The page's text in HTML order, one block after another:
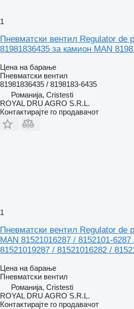
1
Пневматски вентил Regulator de
81981836435 за камион MAN
Цена на барање
Пневматски вентил
81981836435 / 8198183-6435
Романија, Cristesti
ROYAL DRU AGRO S.R.L.
Контактирајте го продавачот
1
Пневматски вентил Regulator de
MAN 81521016287 / 8152101-
81521019287 / 81521016282 /
Цена на барање
Пневматски вентил
Романија, Cristesti
ROYAL DRU AGRO S.R.L.
Контактирајте го продавачот